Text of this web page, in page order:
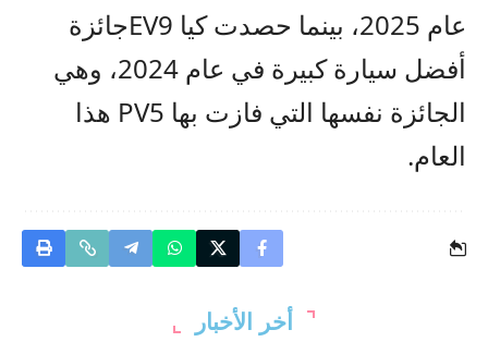
عام 2025، بينما حصدت كيا
EV9جائزة
أفضل سيارة كبيرة في عام 2024، وهي
الجائزة نفسها التي فازت بها PV5 هذا
العام.
أخر الأخبار